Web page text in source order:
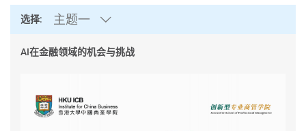
选择: 主题一
AI在金融领域的机会与挑战